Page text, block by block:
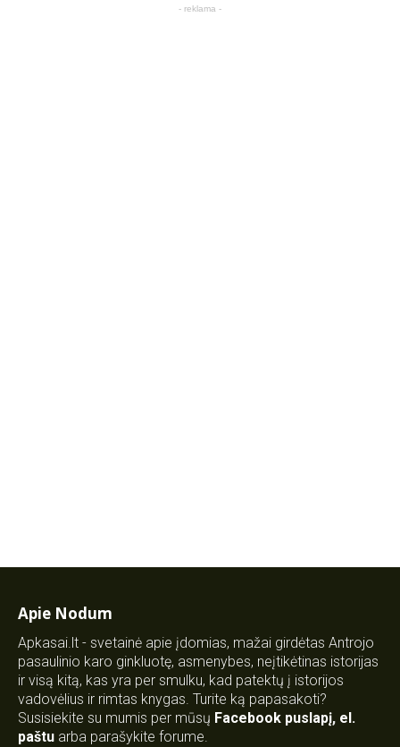
- reklama -
Apie Nodum
Apkasai.lt - svetainė apie įdomias, mažai girdėtas Antrojo
pasaulinio karo ginkluotę, asmenybes, neįtikėtinas istorijas
ir visą kitą, kas yra per smulku, kad patektų į istorijos
vadovėlius ir rimtas knygas. Turite ką papasakoti?
Susisiekite su mumis per mūsų Facebook puslapį, el.
paštu arba parašykite forume.